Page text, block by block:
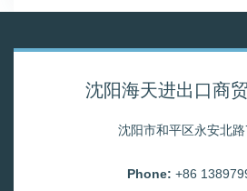
沈阳海天进出口商
沈阳市和平区永安北
Phone: +86